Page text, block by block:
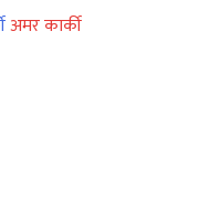
अमर कार्की